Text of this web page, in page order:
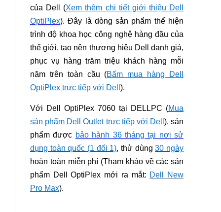
của Dell (Xem thêm chi tiết giới thiệu Dell
OptiPlex). Đây là dòng sản phẩm thể hiện
trình độ khoa học công nghệ hàng đầu của
thế giới, tạo nên thương hiệu Dell danh giá,
phục vụ hàng trăm triệu khách hàng mỗi
năm trên toàn cầu (Bấm mua hàng Dell
OptiPlex trực tiếp với Dell ).
Với Dell OptiPlex 7060 tại DELLPC (Mua
sản phẩm Dell Outlet trực tiếp với Dell ), sản
phẩm được bảo hành 36 tháng tại nơi sử
dụng toàn quốc (1 đổi 1), thử dùng30 ngày
hoàn toàn miễn phí (Tham khảo vềcác sản
phẩm Dell OptiPlex mới ra mắt: Dell New
Pro Max).